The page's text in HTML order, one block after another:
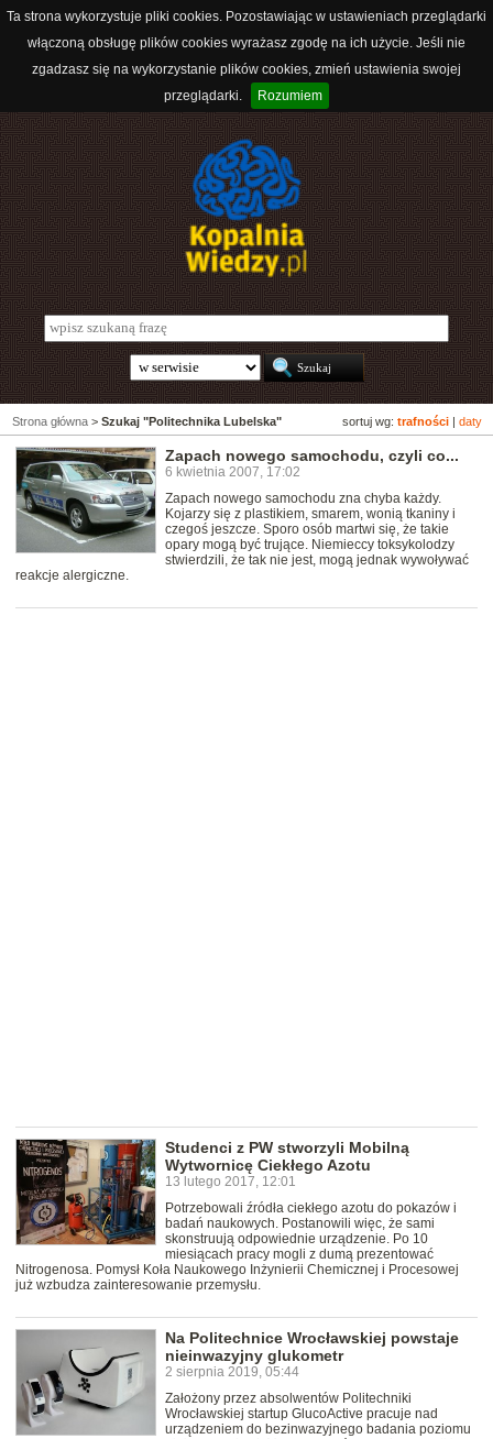
Ta strona wykorzystuje pliki cookies. Pozostawiając w ustawieniach przeglądarki
włączoną obsługę plików cookies wyrażasz zgodę na ich użycie. Jeśli nie
zgadzasz się na wykorzystanie plików cookies, zmień ustawienia swojej
przeglądarki.
Rozumiem
sortuj wg: trafności daty
Strona główna > Szukaj "Politechnika Lubelska"
Zapach nowego samochodu, czyli co...
6 kwietnia 2007, 17:02
Zapach nowego samochodu zna chyba każdy.
Kojarzy się z plastikiem, smarem, wonią tkaniny i
czegoś jeszcze. Sporo osób martwi się, że takie
opary mogą być trujące. Niemieccy toksykolodzy
stwierdzili, że tak nie jest, mogą jednak wywoływać
reakcje alergiczne.
Studenci z PW stworzyli Mobilną
Wytwornicę Ciekłego Azotu
13 lutego 2017, 12:01
Potrzebowali źródła ciekłego azotu do pokazów i
badań naukowych. Postanowili więc, że sami
skonstruują odpowiednie urządzenie. Po 10
miesiącach pracy mogli z dumą prezentować
Nitrogenosa. Pomysł Koła Naukowego Inżynierii Chemicznej i Procesowej
już wzbudza zainteresowanie przemysłu.
Na Politechnice Wrocławskiej powstaje
nieinwazyjny glukometr
2 sierpnia 2019, 05:44
Założony przez absolwentów Politechniki
Wrocławskiej startup GlucoActive pracuje nad
urządzeniem do bezinwazyjnego badania poziomu